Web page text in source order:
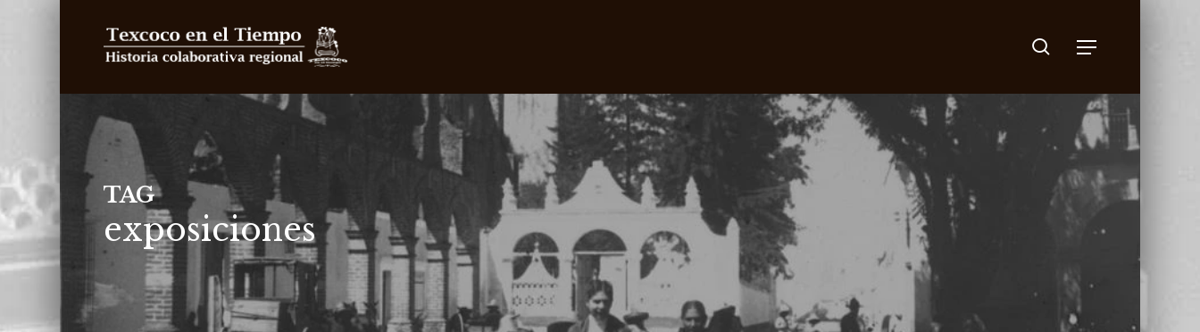
Texcoco en el Tiempo
Menu
search
TAG
exposiciones